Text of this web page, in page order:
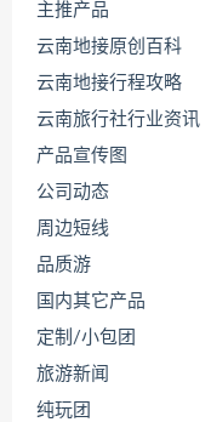
主推产品
云南地接原创百科
云南地接行程攻略
云南旅行社行业资讯
产品宣传图
公司动态
周边短线
品质游
国内其它产品
定制/小包团
旅游新闻
纯玩团